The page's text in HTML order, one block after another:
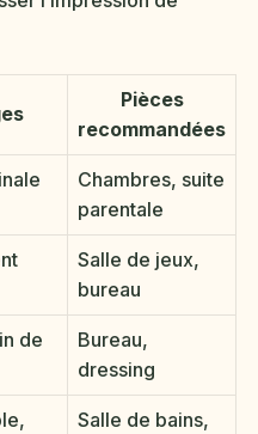
Pièces
recommandées
Chambres, suite
parentale
Salle de jeux,
bureau
de
Bureau,
dressing
Salle de bains,